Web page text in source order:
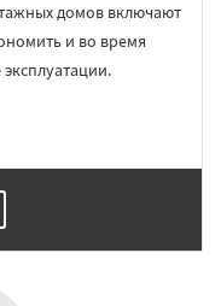
домов включают
и во время